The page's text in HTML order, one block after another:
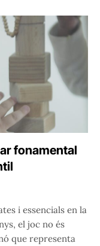
fonamental
i essencials en la
el joc no és
que representa